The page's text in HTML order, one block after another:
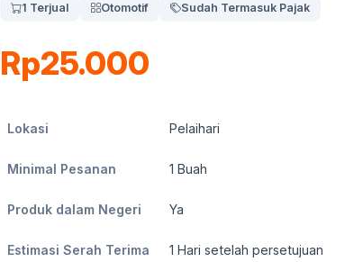
1 Terjual Otomotif Sudah Termasuk Pajak
Rp25.000
Lokasi Pelaihari
Minimal Pesanan 1 Buah
Produk dalam Negeri Ya
Estimasi Serah Terima 1 Hari setelah persetujuan